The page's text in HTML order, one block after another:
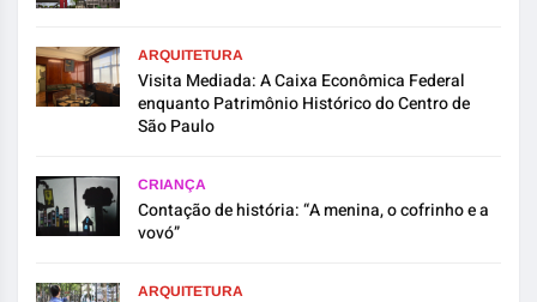
ARQUITETURA
Visita Mediada: A Caixa Econômica Federal
enquanto Patrimônio Histórico do Centro de
São Paulo
CRIANÇA
Contação de história: “A menina, o cofrinho e a
vovó”
ARQUITETURA